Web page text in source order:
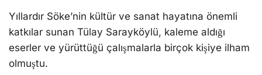
Yıllardır Söke’nin kültür ve sanat hayatına önemli
katkılar sunan Tülay Sarayköylü, kaleme aldığı
eserler ve yürüttüğü çalışmalarla birçok kişiye ilham
olmuştu.